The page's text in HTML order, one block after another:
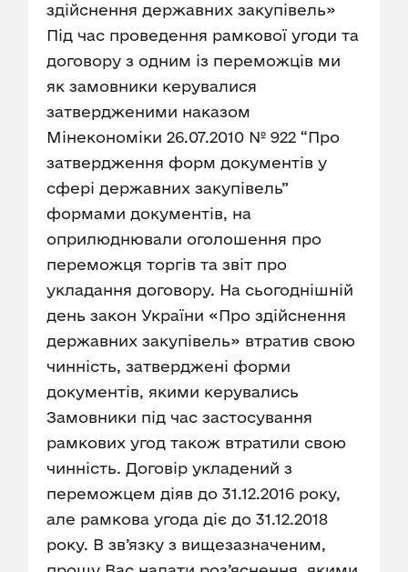
здійснення державних закупівель»
Під час проведення рамкової угоди та
договору з одним із переможців ми
як замовники керувалися
затвердженими наказом
Мінекономіки 26.07.2010 № 922 “Про
затвердження форм документів у
сфері державних закупівель”
формами документів, на
оприлюднювали оголошення про
переможця торгів та звіт про
укладання договору. На сьогоднішній
день закон України «Про здійснення
державних закупівель» втратив свою
чинність, затверджені форми
документів, якими керувались
Замовники під час застосування
рамкових угод також втратили свою
чинність. Договір укладений з
переможцем діяв до 31.12.2016 року,
але рамкова угода діє до 31.12.2018
року. В зв’язку з вищезазначеним,